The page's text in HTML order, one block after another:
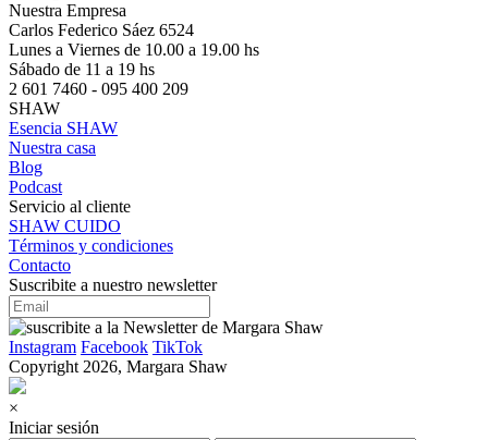
Nuestra Empresa
Carlos Federico Sáez 6524
Lunes a Viernes de 10.00 a 19.00 hs
Sábado de 11 a 19 hs
2 601 7460 - 095 400 209
SHAW
Esencia SHAW
Nuestra casa
Blog
Podcast
Servicio al cliente
SHAW CUIDO
Términos y condiciones
Contacto
Suscribite a nuestro newsletter
Instagram Facebook TikTok
Copyright 2026, Margara Shaw
×
Iniciar sesión